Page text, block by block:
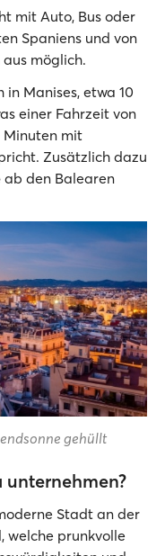
mit Auto, Bus oder
Spaniens und von
möglich.
in Manises, etwa 10
einer Fahrzeit von
Minuten mit
Zusätzlich dazu
ab den Balearen
gehüllt
Stadt an der
welche prunkvolle